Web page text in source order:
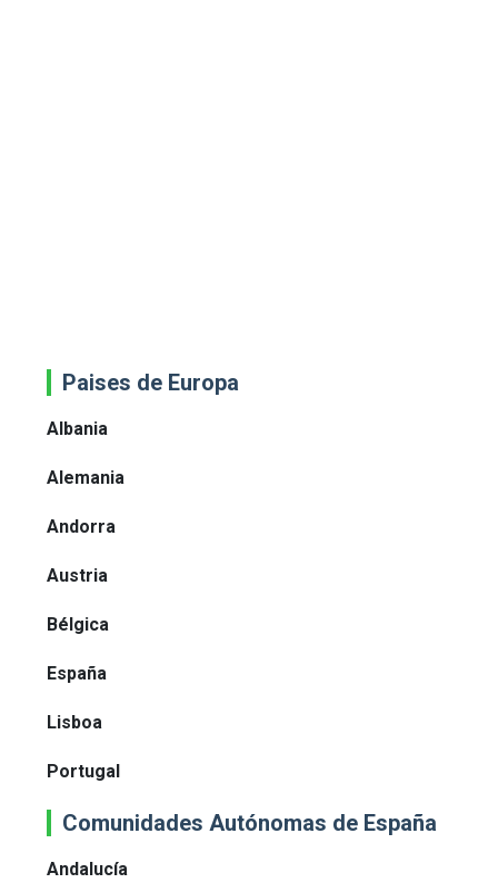
Paises de Europa
Albania
Alemania
Andorra
Austria
Bélgica
España
Lisboa
Portugal
Comunidades Autónomas de España
Andalucía